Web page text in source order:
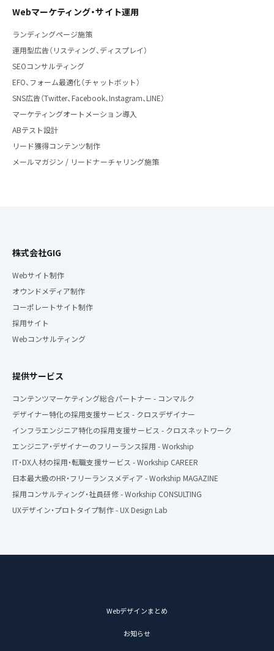
Webマーケティング・サイト運用
ランディングページ施策
運用型広告（リスティング、ディスプレイ）
SEOコンサルティング
EFO、フォーム最適化（チャットボット）
SNS広告（Twitter、Facebook、Instagram、LINE）
マーケティングオートメーション導入
ABテスト設計
リード獲得コンテンツ制作
メールマガジン / リードナーチャリング施策
株式会社GIG
Webサイト制作
オウンドメディア制作
コーポレートサイト制作
採用サイト
Webコンサルティング
提供サービス
コンテンツマーケティング総合パートナー - コンマルク
デザイナー特化の採用支援サービス - クロスデザイナー
インフラエンジニア特化の採用支援サービス - クロスネットワーク
エンジニア・デザイナーのフリーランス採用 - Workship
IT・DX人材の採用・転職支援サービス - Workship CAREER
日本最大級のHR・フリーランスメディア - Workship MAGAZINE
採用コンサルティング・社員研修 - Workship CONSULTING
UXデザイン・プロトタイプ制作 - UX Design Lab
Webデザインまとめ
お知らせ